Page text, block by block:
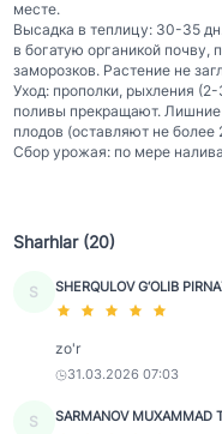
месте.
Высадка в теплицу: 30-35
в богатую органикой почву,
заморозков. Растение не
Уход: прополки, рыхления
поливы прекращают. Лишние
плодов (оставляют не более
Сбор урожая: по мере
Sharhlar (20)
S SHERQULOV G‘OLIB
zo'r
31.03.2026 07:03
S SARMANOV MUXAMMAD